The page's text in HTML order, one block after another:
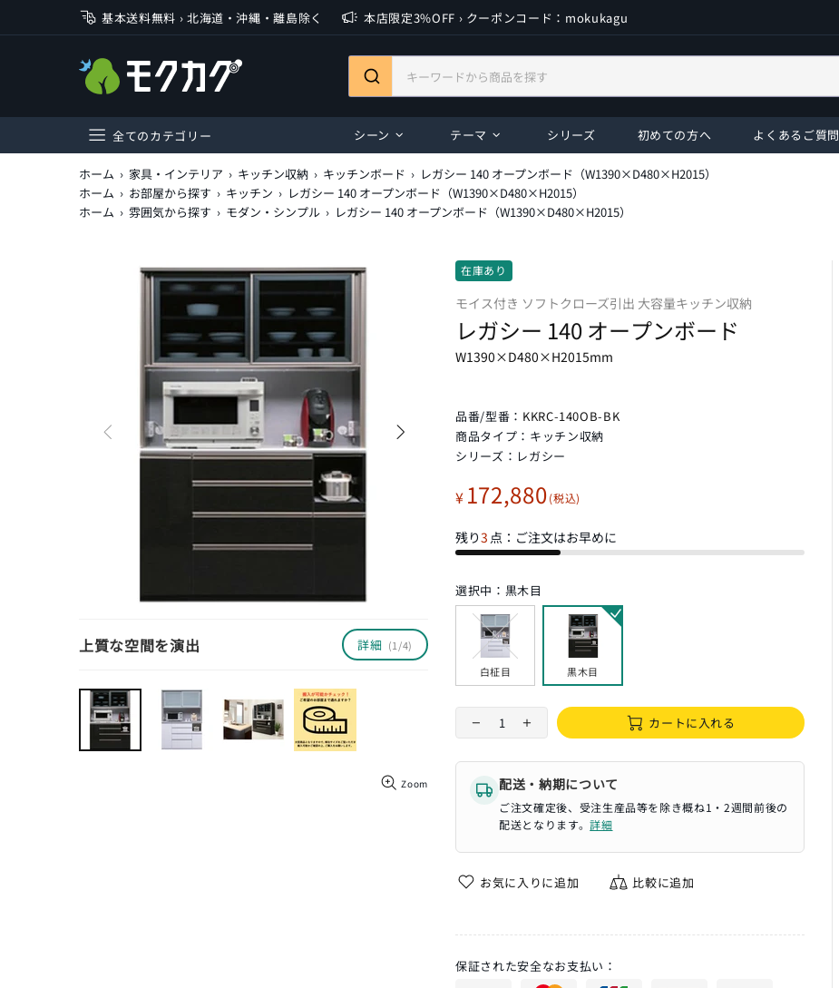
基本送料無料 › 北海道・沖縄・離島除く 本店限定3%OFF › クーポンコード：mokukagu
全てのカテゴリー
デスク
ワゴン
チェア・スツール
ソファ・ベンチ
収納家具
キッチン収納
テレビボード
ペット用家具
シーン テーマ シリーズ 初めての方へ よくあるご質問
ホーム 家具・インテリア キッチン収納 キッチンボード
レガシー 140 オープンボード（W1390×D480×H2015）
ホーム
お部屋から探す キッチン
レガシー 140 オープンボード（W1390×D480×H2015）
ホーム
雰囲気から探す モダン・シンプル レガシー 140 オープンボード（W1390×D480×H2015）
上質な空間を演出 詳細 (1/4)
Zoom
在庫あり
モイス付き ソフトクローズ引出 大容量キッチン収納
レガシー 140 オープンボード
W1390×D480×H2015mm
品番/型番： KKRC-140OB-BK
商品タイプ： キッチン収納
シリーズ： レガシー
¥ 172,880
残り3 点：ご注文はお早めに
選択中： 黒木目
白柾目 黒木目
カートに入れる
配送・納期について
ご注文確定後、受注生産品等を除き概ね1・2週間前後の
配送となります。詳細
お気に入りに追加 比較に追加
保証された安全なお支払い：